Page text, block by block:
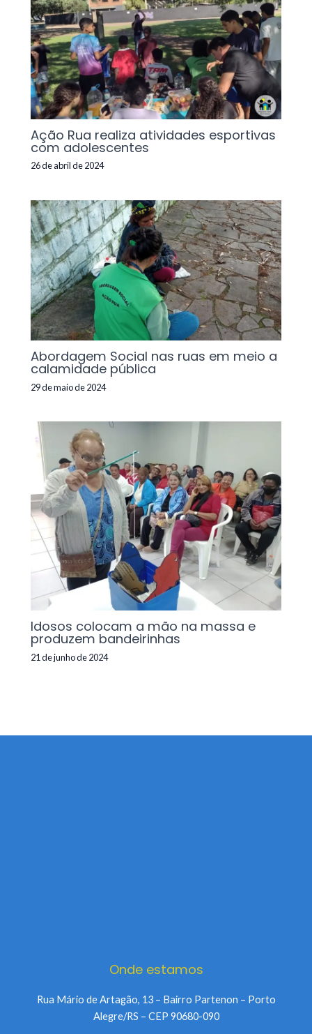
Ação Rua realiza atividades esportivas
com adolescentes
26 de abril de 2024
Abordagem Social nas ruas em meio a
calamidade pública
29 de maio de 2024
Idosos colocam a mão na massa e
produzem bandeirinhas
21 de junho de 2024
Onde estamos
Rua Mário de Artagão, 13 – Bairro Partenon – Porto
Alegre/RS – CEP 90680-090